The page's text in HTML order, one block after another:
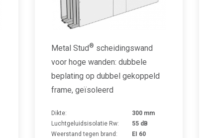
Metal Stud® scheidingswand
voor hoge wanden: dubbele
beplating op dubbel gekoppeld
frame, geïsoleerd
Dikte:
300 mm
Luchtgeluidsisolatie Rw:
55 dB
Weerstand tegen brand:
EI 60